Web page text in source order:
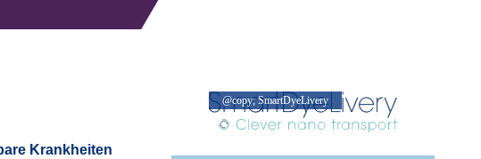
Krankheiten
@copy; SmartDyeLivery
@copy; SmartDyeLivery